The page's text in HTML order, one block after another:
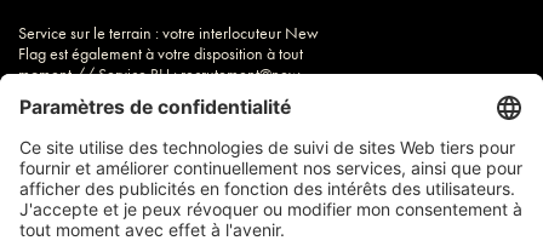
Service sur le terrain : votre interlocuteur New
Flag est également à votre disposition à tout
moment // Service RH : recrutement@new-
flag.fr
Tous nos tarifs sont hors TVA